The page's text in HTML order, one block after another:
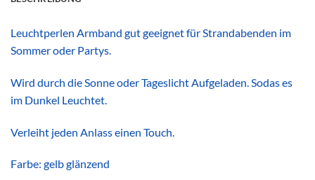
Leuchtperlen Armband gut geeignet für Strandabenden im
Sommer oder Partys.
Wird durch die Sonne oder Tageslicht Aufgeladen. Sodas es
im Dunkel Leuchtet.
Verleiht jeden Anlass einen Touch.
Farbe: gelb glänzend